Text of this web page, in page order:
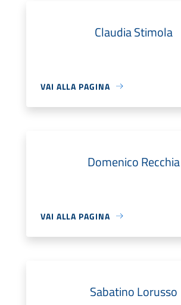
Claudia Stimola
VAI ALLA PAGINA
Domenico Recchia
VAI ALLA PAGINA
Sabatino Lorusso